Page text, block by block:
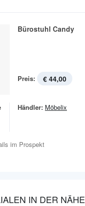
Bürostuhl Candy
Preis: € 44,00
Händler: Möbelix
im Prospekt
IN DER NÄHE